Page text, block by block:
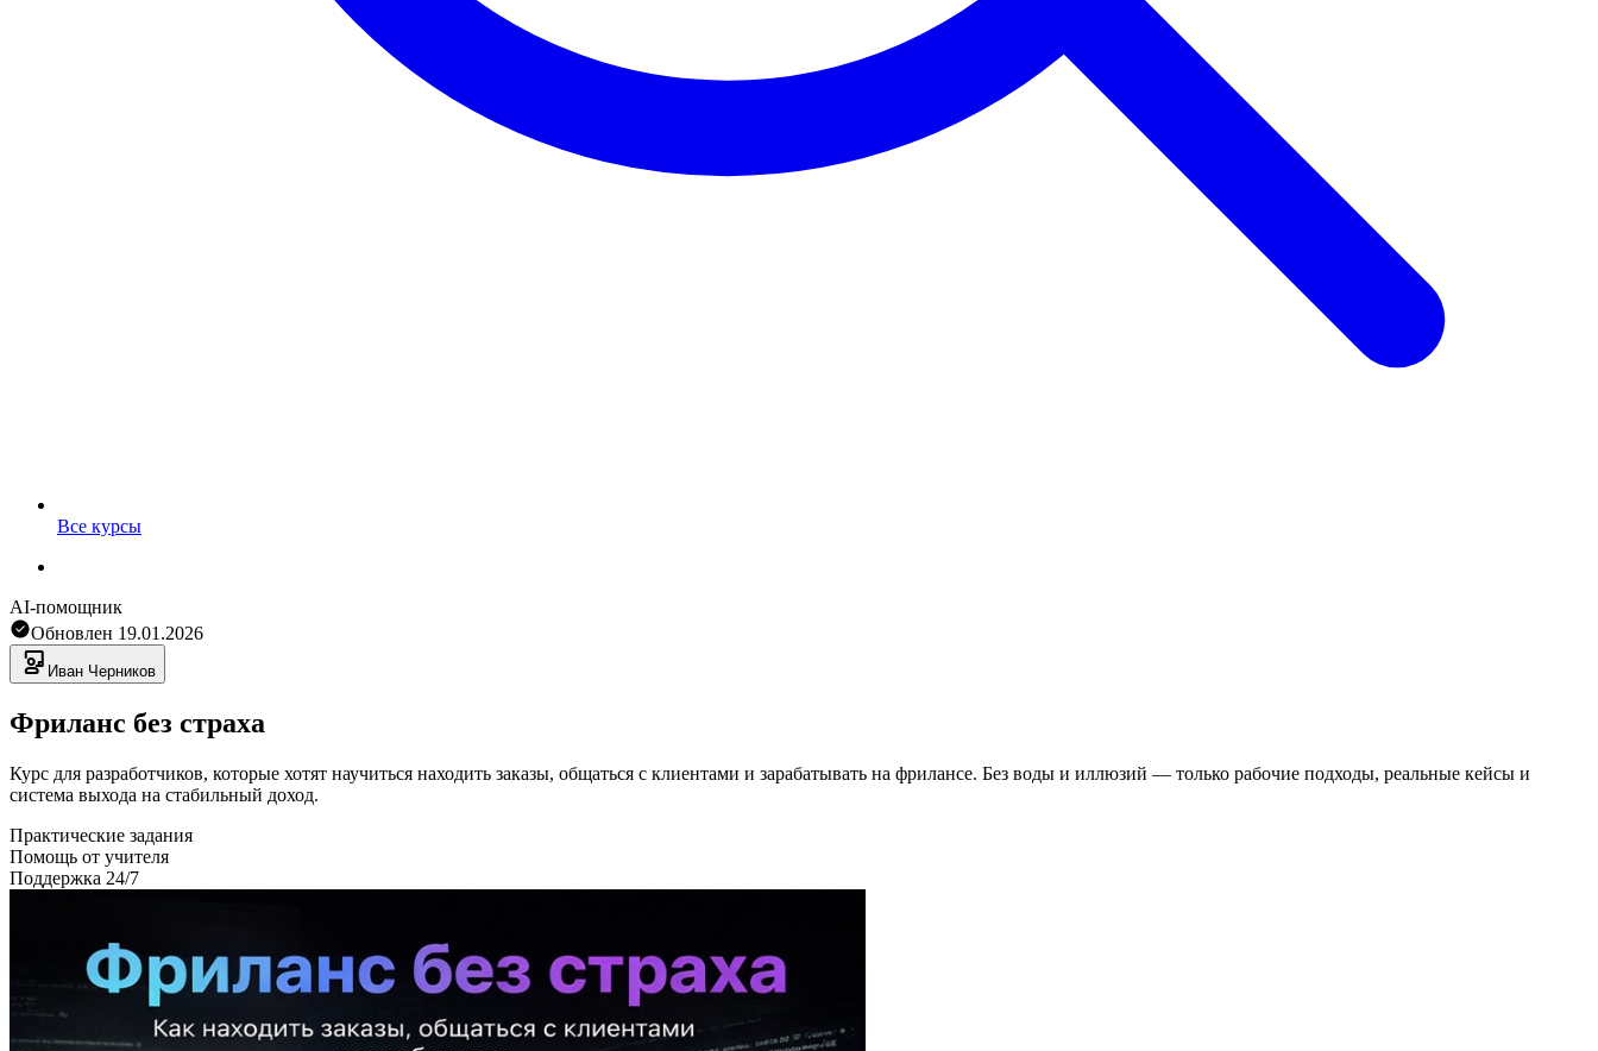
Все курсы
AI-помощник
Обновлен 19.01.2026
Иван Черников
Фриланс без страха
Курс для разработчиков, которые хотят научиться находить заказы, общаться с клиентами и зарабатывать на фрилансе. Без воды и иллюзий — только рабочие подходы, реальные кейсы и
система выхода на стабильный доход.
Практические задания
Помощь от учителя
Поддержка 24/7